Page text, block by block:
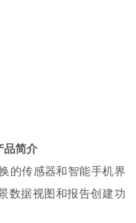
品简介
的传感器和智能手机界
数据视图和报告创建功